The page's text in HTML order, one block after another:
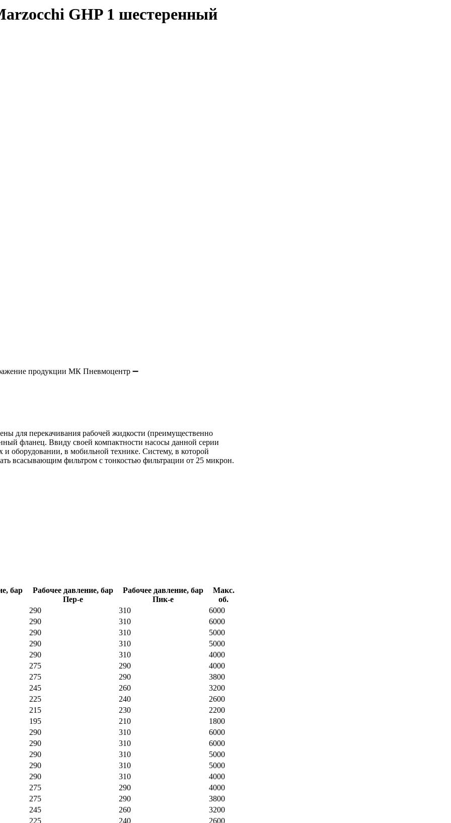
GHP 1 шестеренный
для перекачивания рабочей жидкости (преимущественно
фланец. Ввиду своей компактности насосы данной серии
и оборудовании, в мобильной технике. Систему, в которой
всасывающим фильтром с тонкостью фильтрации от 25 микрон.
бар
Рабочее давление, бар
Пер-е
Рабочее давление, бар
Пик-е
Макс.
об.
290 310
6000
290 310
6000
290 310
5000
290 310
5000
290 310
4000
275 290
4000
275 290
3800
245 260
3200
225 240
2600
215 230
2200
195 210
1800
290 310
6000
290 310
6000
290 310
5000
290 310
5000
290 310
4000
275 290
4000
275 290
3800
245 260
3200
225 240 2600